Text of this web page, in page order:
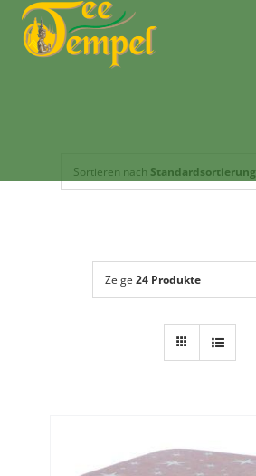
GeschirrSortieren nach Standardsortierung
Zeige 24 Produkte